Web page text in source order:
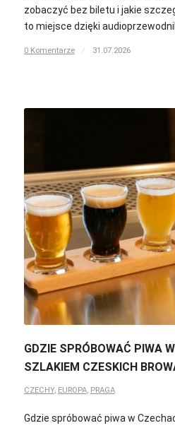
zobaczyć bez biletu i jakie
to miejsce dzięki
0 Komentarze / 31.07.2026
GDZIE SPRÓBOWAĆ PIWA
SZLAKIEM CZESKICH
CZECHY, EUROPA, PRAGA
Gdzie spróbować piwa w